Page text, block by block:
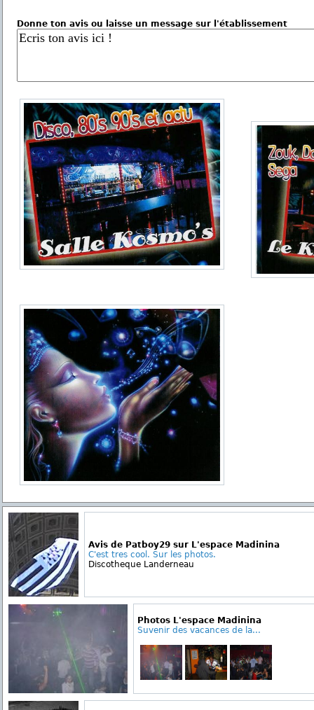
Donne ton avis ou laisse un message sur l'établissement
Avis de Patboy29 sur L'espace Madinina
C'est tres cool. Sur les photos.
Discotheque Landerneau
Photos L'espace Madinina
Suvenir des vacances de la...